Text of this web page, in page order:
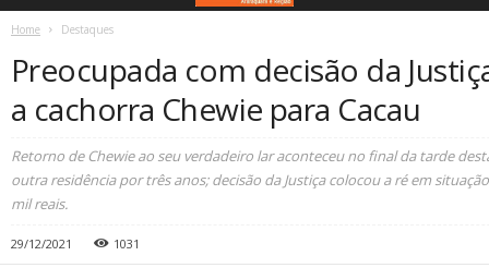
Home Destaques
Preocupada com decisão da
a cachorra Chewie para Cacau
Retorno de Chewie ao seu verdadeiro lar aconteceu no final da tarde
outra residência por três anos; decisão da Justiça colocou a ré em
mil reais.
29/12/2021 1031